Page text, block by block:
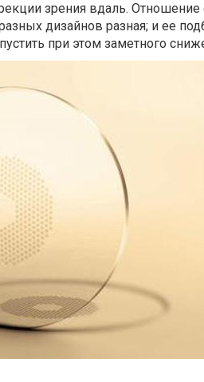
зрения вдаль.
дизайнов разная; и ее
при этом заметного